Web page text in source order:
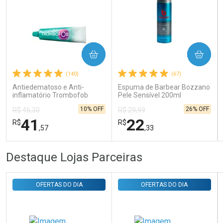
Comprar sem Desconto
Por R$ 31,35/cada
Comprar sem Desconto
Por R$ 31,35/cada
(140)
Antiedematoso e Anti-
inflamatório Trombofob
R$ 46,30
R$41 ,57
10% OFF
COMPRAR
FECHAR
Laboratório
FECHAR
Por Menos
(67)
Espuma de Barbear Bozzano
Pele Sensível 200ml
R$ 29,99
R$22,33
26% OFF
COMPRAR
Por Menos
Destaque Lojas Parceiras
OFERTAS DO DIA OFERTAS DO DIA